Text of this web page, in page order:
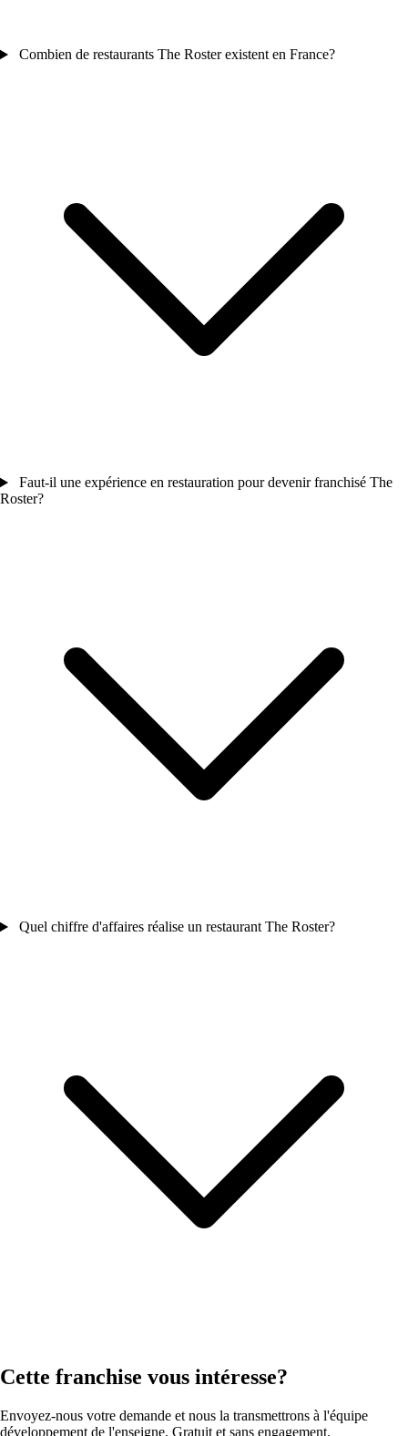
Combien de restaurants The Roster existent en France?
Faut-il une expérience en restauration pour devenir franchisé The
Roster?
Quel chiffre d'affaires réalise un restaurant The Roster?
Cette franchise vous intéresse?
Envoyez-nous votre demande et nous la transmettrons à l'équipe
développement de l'enseigne. Gratuit et sans engagement.